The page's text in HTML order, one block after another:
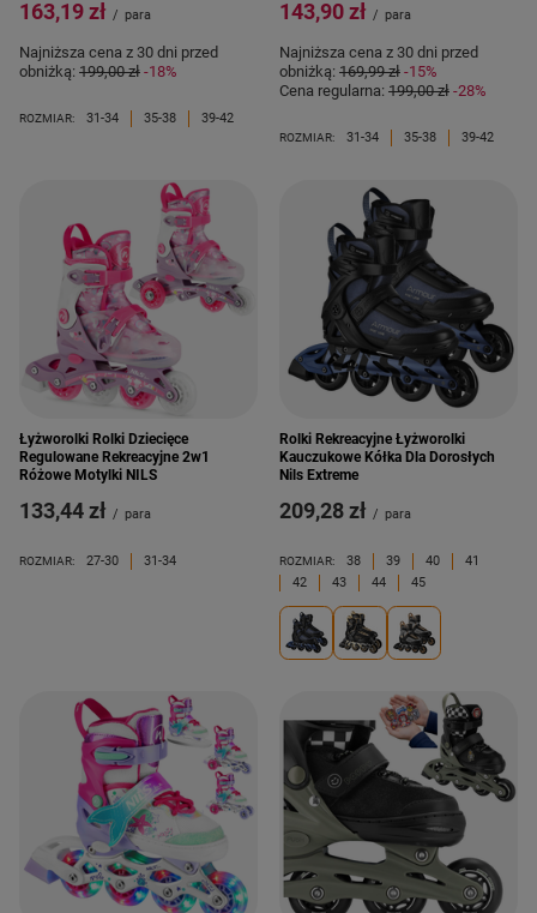
163,19 zł / para
Najniższa cena z 30 dni przed
obniżką: 199,00 zł -18%
ROZMIAR: 31-34 35-38 39-42
143,90 zł / para
Najniższa cena z 30 dni przed
obniżką: 169,99 zł -15%
Cena regularna: 199,00 zł -28%
ROZMIAR: 31-34 35-38 39-42
Łyżworolki Rolki Dziecięce
Regulowane Rekreacyjne 2w1
Różowe Motylki NILS
133,44 zł / para
ROZMIAR: 27-30 31-34
Rolki Rekreacyjne Łyżworolki
Kauczukowe Kółka Dla Dorosłych
Nils Extreme
209,28 zł / para
ROZMIAR: 38 39 40
41
42
43 44 45